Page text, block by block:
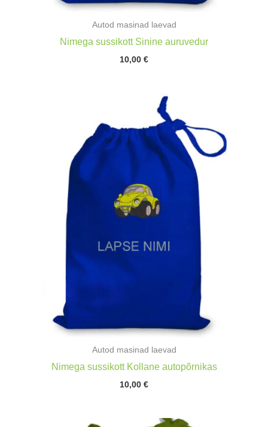
Autod masinad laevad
Nimega sussikott Sinine auruvedur
10,00 €
Autod masinad laevad
Nimega sussikott Kollane autopõrnikas
10,00 €